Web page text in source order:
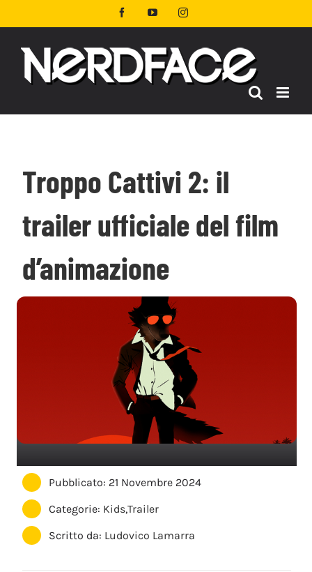
al
FacebookYouTubeInstagram
Troppo Cattivi 2: il
trailer ufficiale del film
d’animazione
Pubblicato: 21 Novembre 2024
Categorie: Kids,Trailer
Scritto da: Ludovico Lamarra